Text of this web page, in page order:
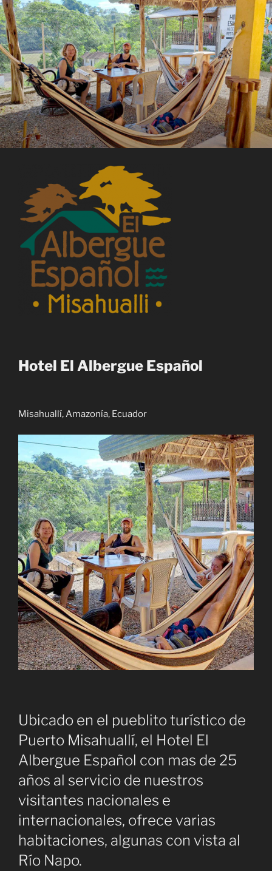
Hotel El Albergue Español
Misahuallí, Amazonía, Ecuador
Ubicado en el pueblito turístico de
Puerto Misahuallí, el Hotel El
Albergue Español con mas de 25
años al servicio de nuestros
visitantes nacionales e
internacionales, ofrece varias
habitaciones, algunas con vista al
Río Napo.